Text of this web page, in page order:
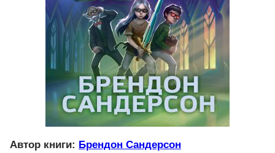
Автор книги: Брендон Сандерсон